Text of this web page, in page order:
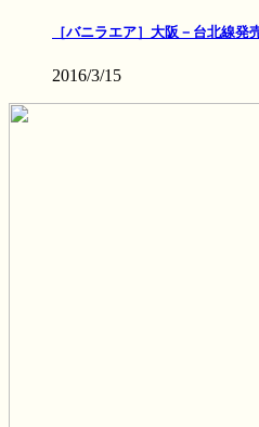
［バニラエア］大阪－台北線
2016/3/15